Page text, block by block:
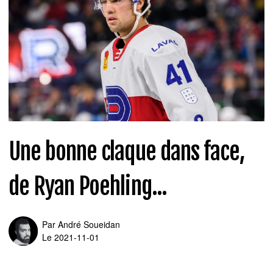
Une bonne claque dans face,
de Ryan Poehling...
Par André Soueidan
Le 2021-11-01